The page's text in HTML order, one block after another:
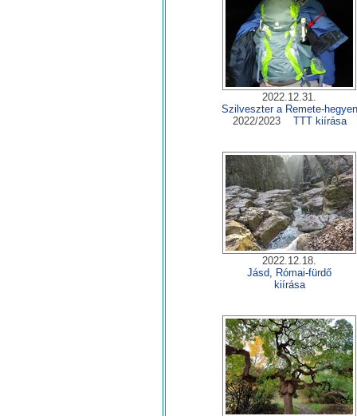
2022.12.31.
Szilveszter a Remete-hegyen
2022/2023 TTT kiírása
2022.12.18.
Jásd, Római-fürdő
kiírása